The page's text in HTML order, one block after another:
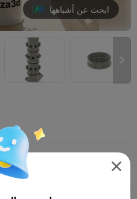
ابحث عن أشباهها

هوايات وعمل يدوي أخرى 
